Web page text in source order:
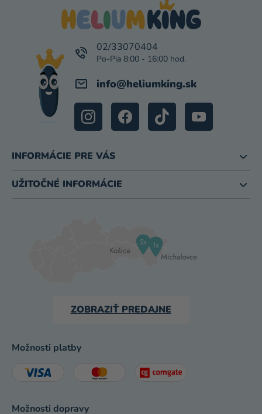
info@heliumking.sk
02/33070404
INFORMÁCIE PRE VÁS
UŽITOČNÉ INFORMÁCIE
ZOBRAZIŤ PREDAJNE
Možnosti platby
Možnosti dopravy